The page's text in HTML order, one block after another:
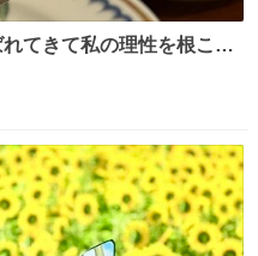
てきて私の理性を根こそ